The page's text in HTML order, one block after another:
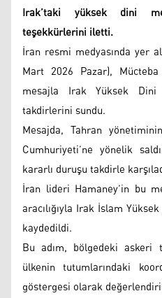
Irak’taki yüksek dini
teşekkürlerini iletti.
İran resmi medyasında yer
Mart 2026 Pazar), Mücteba
mesajla Irak Yüksek
takdirlerini sundu.
Mesajda, Tahran
Cumhuriyeti’ne yönelik
kararlı duruşu takdirle
İran lideri Hamaney’in bu
aracılığıyla Irak İslam
kaydedildi.
Bu adım, bölgedeki askeri
ülkenin tutumlarındaki
göstergesi olarak